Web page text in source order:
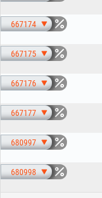
667174
667175
667176
667177
680997
680998